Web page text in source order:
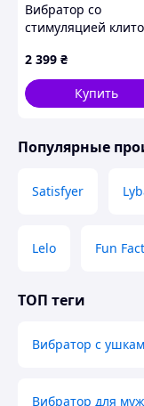
Вибратор со
стимуляцией
2 399 ₴
Купить
Популярные
Satisfyer
Lelo Fun
ТОП теги
Вибратор с
Вибратор для